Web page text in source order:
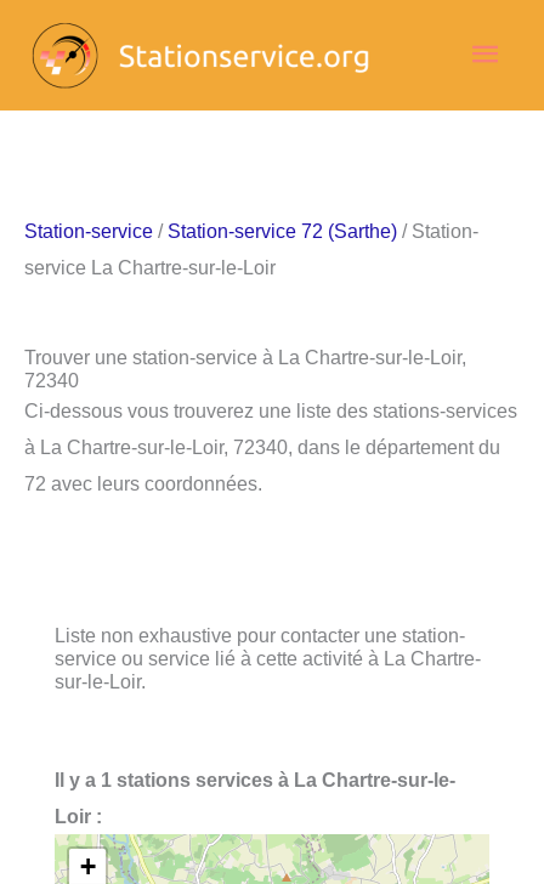
contenu
Station-service / Station-service 72 (Sarthe) / Station-
service La Chartre-sur-le-Loir
Trouver une station-service à La Chartre-sur-le-Loir,
72340
Ci-dessous vous trouverez une liste des stations-services
à La Chartre-sur-le-Loir, 72340, dans le département du
72 avec leurs coordonnées.
Liste non exhaustive pour contacter une station-
service ou service lié à cette activité à La Chartre-
sur-le-Loir.
Il y a 1 stations services à La Chartre-sur-le-
Loir :
+